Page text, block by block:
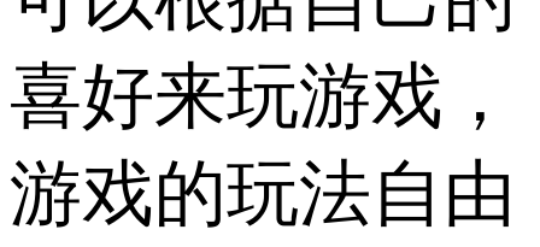
喜好来玩游戏，
游戏的玩法自由